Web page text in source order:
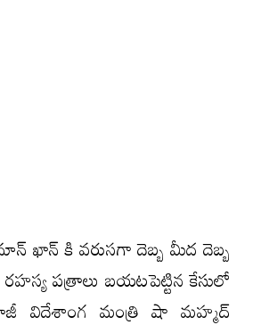
ఖాన్ కి వరుసగా దెబ్బ మీద దెబ్బ
పత్రాలు బయటపెట్టిన కేసులో
విదేశాంగ మంత్రి షా మహ్మద్